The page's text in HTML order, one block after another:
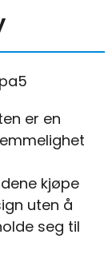
er en
kjøpe
uten å
seg til